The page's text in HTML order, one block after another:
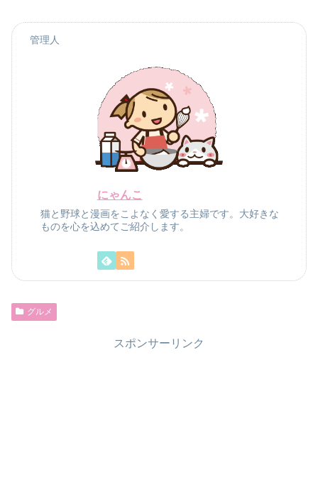
管理人
にゃんこ
猫と野球と漫画をこよなく愛する主婦です。大好きな
ものを心を込めてご紹介します。
グルメ
スポンサーリンク